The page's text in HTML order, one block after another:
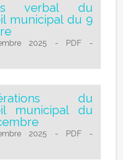
verbal du
municipal du 9
2025 - PDF -
du
municipal du
2025 - PDF -